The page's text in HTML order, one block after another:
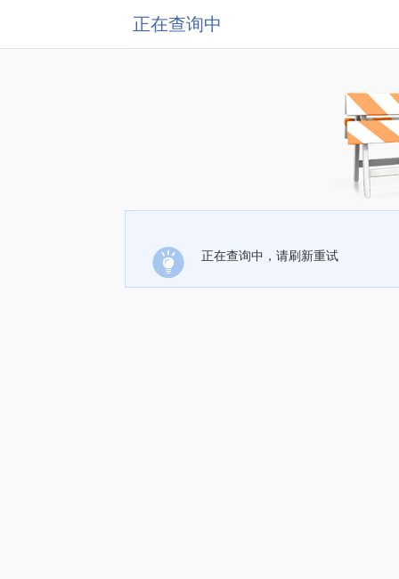
正在查询中
正在查询中，请刷新重试